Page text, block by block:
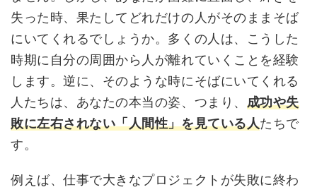
失った時、果たしてどれだけの人がそのままそば
にいてくれるでしょうか。多くの人は、こうした
時期に自分の周囲から人が離れていくことを経験
します。逆に、そのような時にそばにいてくれる
人たちは、あなたの本当の姿、つまり、 成功や失
敗に左右されない「人間性」を見ている人たちで
す。
例えば、仕事で大きなプロジェクトが失敗に終わ